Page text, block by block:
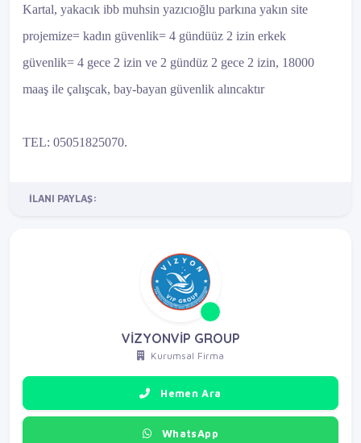
Kartal, yakacık ibb muhsin yazıcıoğlu parkına yakın site
projemize= kadın güvenlik= 4 gündüüz 2 izin erkek
güvenlik= 4 gece 2 izin ve 2 gündüz 2 gece 2 izin, 18000
maaş ile çalışcak, bay-bayan güvenlik alıncaktır
TEL: 05051825070.
İLANI PAYLAŞ:
VİZYONVİP GROUP
Kurumsal Firma
Hemen Ara
WhatsApp